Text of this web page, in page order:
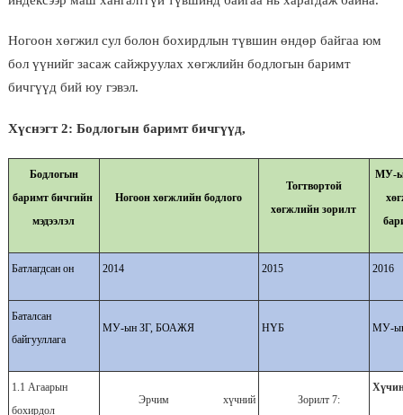
Ногоон хөгжил сул болон бохирдлын түвшин өндөр байгаа юм
бол үүнийг засаж сайжруулах хөгжлийн бодлогын баримт
бичгүүд бий юу гэвэл.
Хүснэгт 2: Бодлогын баримт бичгүүд,
Бодлогын
баримт бичгийн
мэдээлэл
Ногоон хөгжлийн бодлого
Тогтвортой
хөгжлийн зорилт
МУ-
Батлагдсан он 2014 2015 2016
Баталсан
байгууллага
МУ-ын ЗГ, БОАЖЯ НҮБ МУ-
1.1 Агаарын
бохирдол
Эрчим хүчний
Зорилт 7: